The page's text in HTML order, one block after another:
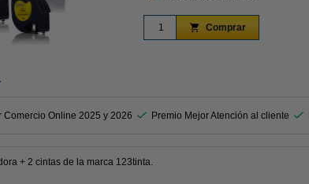
Comprar
Comercio Online 2025 y 2026 Premio Mejor Atención al cliente
+ 2 cintas de la marca 123tinta.